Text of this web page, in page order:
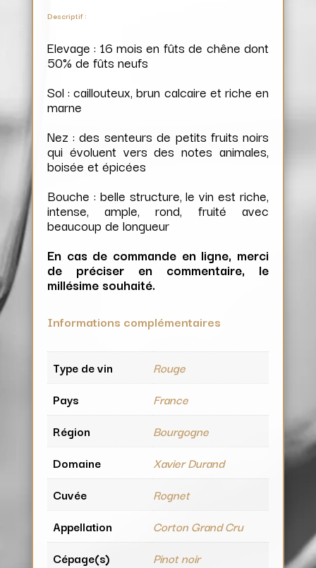
Descriptif :
Elevage : 16 mois en fûts de chêne dont
50% de fûts neufs
Sol : caillouteux, brun calcaire et riche en
marne
Nez : des senteurs de petits fruits noirs
qui évoluent vers des notes animales,
boisée et épicées
Bouche : belle structure, le vin est riche,
intense, ample, rond, fruité avec
beaucoup de longueur
En cas de commande en ligne, merci
de préciser en commentaire, le
millésime souhaité.
Informations complémentaires
Type de vin
Rouge
Pays
France
Région
Bourgogne
Domaine
Xavier Durand
Cuvée
Rognet
Appellation
Corton Grand Cru
Cépage(s)
Pinot noir